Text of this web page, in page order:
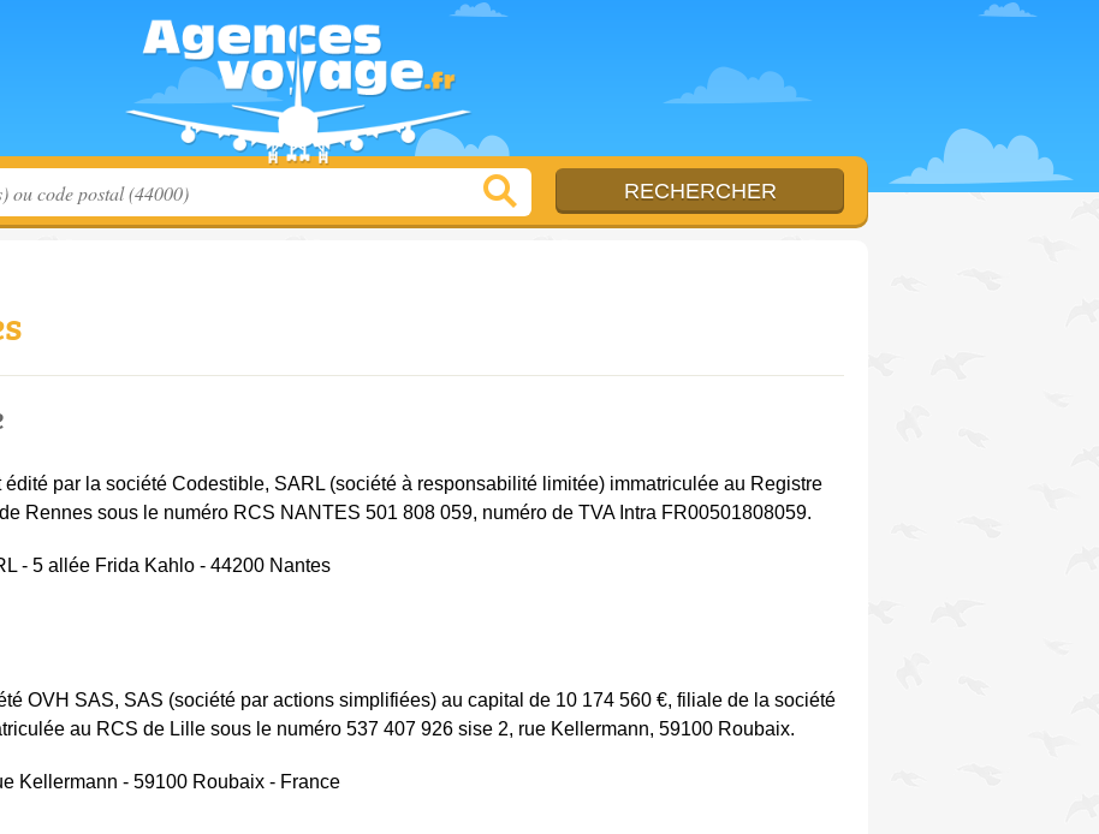
par la société Codestible, SARL (société à responsabilité limitée) immatriculée au Registre
Rennes sous le numéro RCS NANTES 501 808 059, numéro de TVA Intra FR00501808059.
- 5 allée Frida Kahlo - 44200 Nantes
OVH SAS, SAS (société par actions simplifiées) au capital de 10 174 560 €, filiale de la société
au RCS de Lille sous le numéro 537 407 926 sise 2, rue Kellermann, 59100 Roubaix.
Kellermann - 59100 Roubaix - France